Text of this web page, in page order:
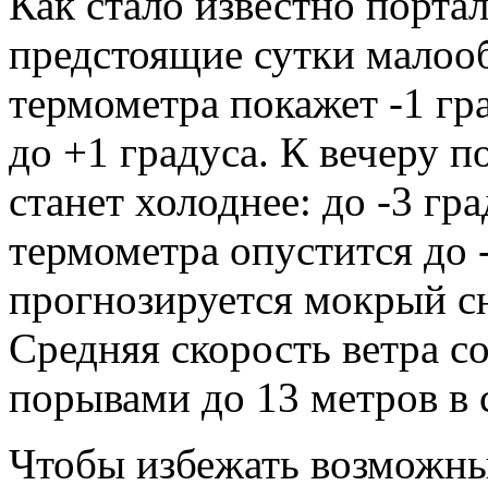
предстоящие сутки
термометра покажет -1
до +1 градуса. К вечеру
станет холоднее: до -3
термометра опустится
прогнозируется мокрый
Средняя скорость ветра
порывами до 13 метров в
Чтобы избежать